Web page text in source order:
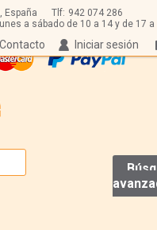
España Tlf: 942 074 286
a sábado de 10 a 14 y de 17 a
Iniciar sesión
Contacto